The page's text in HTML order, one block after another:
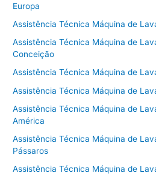
Europa
Assistência Técnica Máquina de
Assistência Técnica Máquina de
Conceição
Assistência Técnica Máquina de
Assistência Técnica Máquina de
Assistência Técnica Máquina de
América
Assistência Técnica Máquina de
Pássaros
Assistência Técnica Máquina de